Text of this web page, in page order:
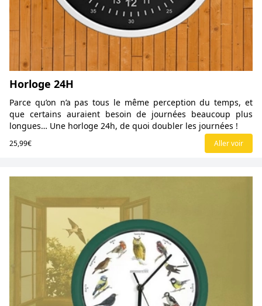
Horloge 24H
Parce qu’on n’a pas tous le même perception du temps, et
que certains auraient besoin de journées beaucoup plus
longues… Une horloge 24h, de quoi doubler les journées !
25,99€ Aller voir